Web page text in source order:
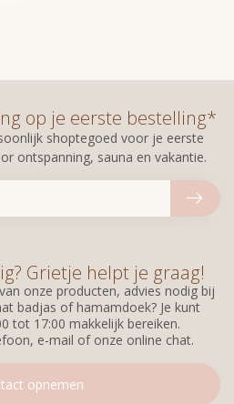
Grietje helpt je graag!
onze producten, advies nodig bij
badjas of hamamdoek? Je kunt
tot 17:00 makkelijk bereiken.
e-mail of onze online chat.
opnemen
op je eerste bestelling*
shoptegoed voor je eerste
ontspanning, sauna en vakantie.